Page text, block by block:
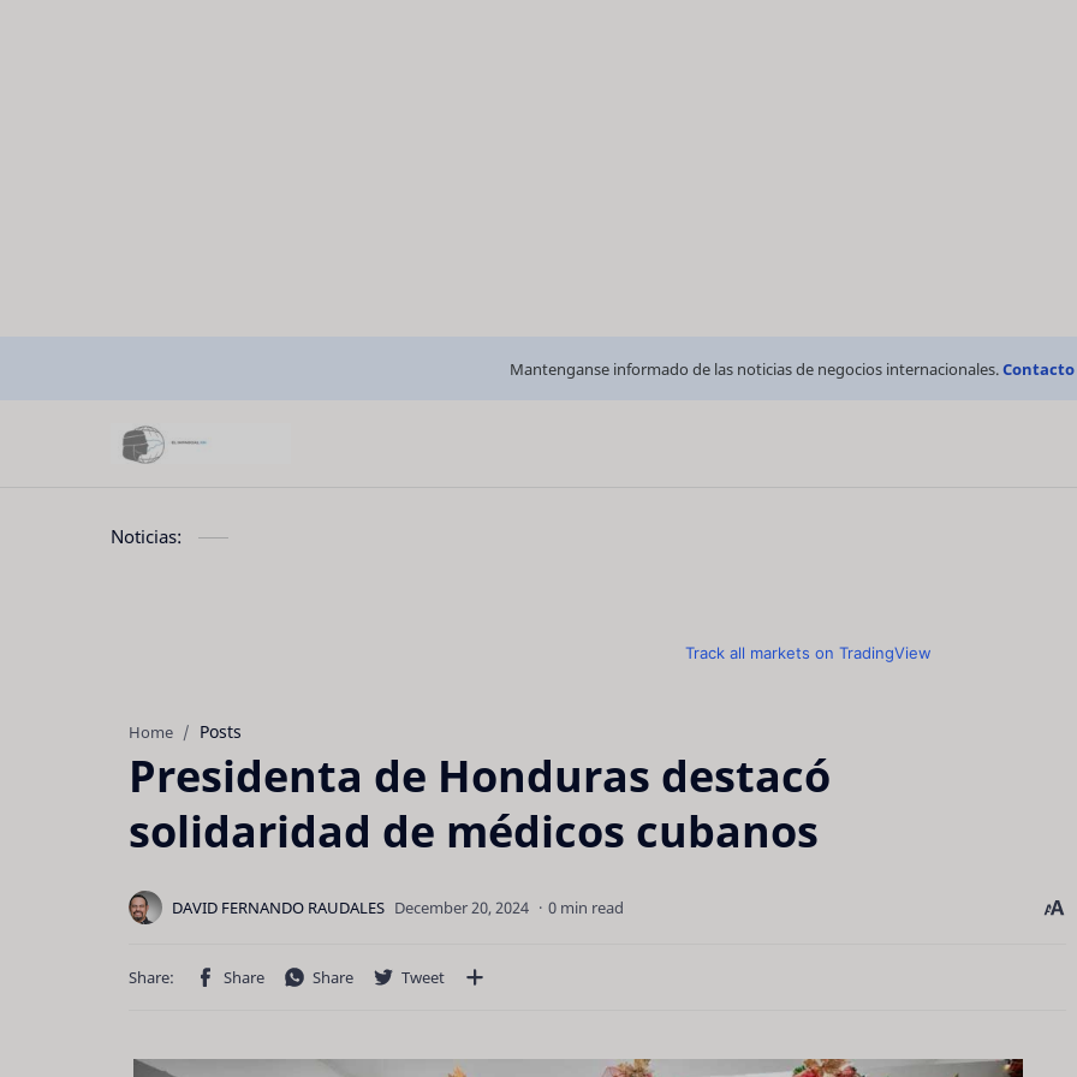
Mantenganse informado de las noticias de negocios internacionales.Contacto
Noticias:
Track all markets on TradingView
Home Posts
Presidenta de Honduras destacó
solidaridad de médicos cubanos
0 min read